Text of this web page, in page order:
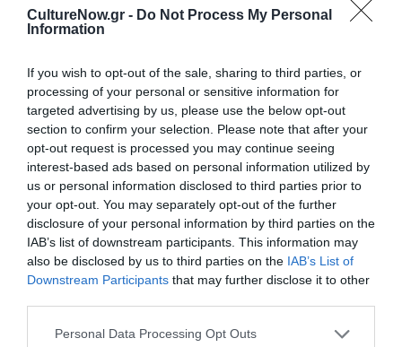
CultureNow.gr - Do Not Process My Personal
Information
If you wish to opt-out of the sale, sharing to third parties, or
processing of your personal or sensitive information for
targeted advertising by us, please use the below opt-out
section to confirm your selection. Please note that after your
opt-out request is processed you may continue seeing
interest-based ads based on personal information utilized by
us or personal information disclosed to third parties prior to
your opt-out. You may separately opt-out of the further
disclosure of your personal information by third parties on the
IAB’s list of downstream participants. This information may
also be disclosed by us to third parties on the IAB’s List of
Downstream Participants that may further disclose it to other
Personal Data Processing Opt Outs
Eισιτήρια:
Πληροφορίες / Κρατήσεις:
Τηλ.: 6983803547 | archclublive.com
Ακολουθήστε το Culturenow.gr στοGoogle Newsκαι
μάθετε πρώτοι όλες τις ειδήσεις
Δείτε όλα τατελευταία νέαγια την Τέχνη και τον
Πολιτισμό στοCulturenow.gr
Νέοι Διαγωνισμοί❯